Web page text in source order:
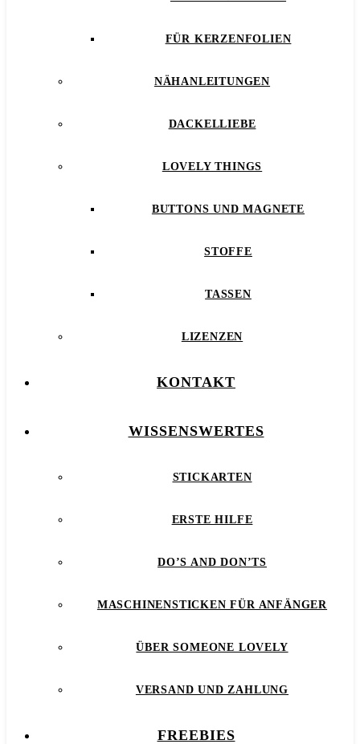
FÜR KERZENFOLIEN
NÄHANLEITUNGEN
DACKELLIEBE
LOVELY THINGS
BUTTONS UND MAGNETE
STOFFE
TASSEN
LIZENZEN
KONTAKT
WISSENSWERTES
STICKARTEN
ERSTE HILFE
DO’S AND DON’TS
MASCHINENSTICKEN FÜR ANFÄNGER
ÜBER SOMEONE LOVELY
VERSAND UND ZAHLUNG
FREEBIES